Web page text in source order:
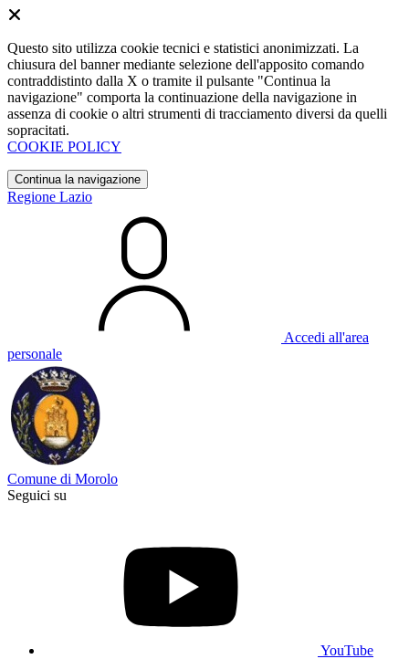
Questo sito utilizza cookie tecnici e statistici anonimizzati. La
chiusura del banner mediante selezione dell'apposito comando
contraddistinto dalla X o tramite il pulsante "Continua la
navigazione" comporta la continuazione della navigazione in
assenza di cookie o altri strumenti di tracciamento diversi da quelli
sopracitati.
COOKIE POLICY
Continua la navigazione
Regione Lazio
Accedi all'area
personale
Comune di Morolo
Seguici su
YouTube